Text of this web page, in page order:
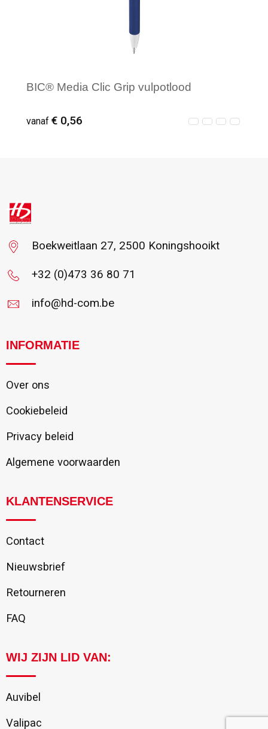
BIC® Media Clic Grip vulpotlood
vanaf € 0,56
Boekweitlaan 27, 2500 Koningshooikt
+32 (0)473 36 80 71
info@hd-com.be
INFORMATIE
Over ons
Cookiebeleid
Privacy beleid
Algemene voorwaarden
KLANTENSERVICE
Contact
Nieuwsbrief
Retourneren
FAQ
WIJ ZIJN LID VAN:
Auvibel
Valipac